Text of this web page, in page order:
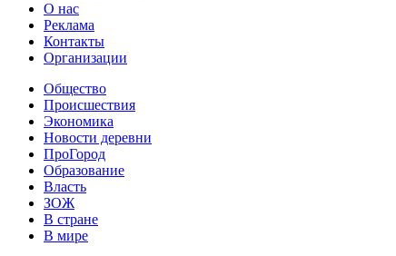
О нас
Реклама
Контакты
Организации
Общество
Происшествия
Экономика
Новости деревни
ПроГород
Образование
Власть
ЗОЖ
В стране
В мире